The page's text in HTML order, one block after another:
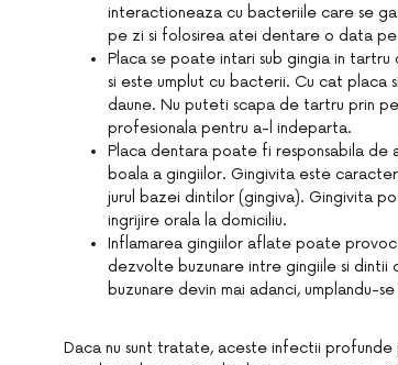
interactioneaza cu bacteriile care se
pe zi si folosirea atei dentare o data
Placa se poate intari sub gingia in
si este umplut cu bacterii. Cu cat placa
daune. Nu puteti scapa de tartru prin
profesionala pentru a-l indeparta.
Placa dentara poate fi responsabila de
boala a gingiilor. Gingivita este
jurul bazei dintilor (gingiva). Gingivita
ingrijire orala la domiciliu.
Inflamarea gingiilor aflate poate
dezvolte buzunare intre gingiile si dintii
buzunare devin mai adanci, umplandu-
Daca nu sunt tratate, aceste infectii